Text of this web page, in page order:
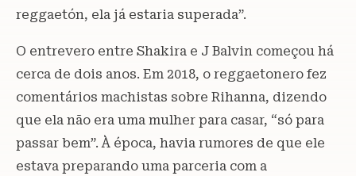
reggaetón, ela já estaria superada”.
O entrevero entre Shakira e J Balvin começou há
cerca de dois anos. Em 2018, o reggaetonero fez
comentários machistas sobre Rihanna, dizendo
que ela não era uma mulher para casar, “só para
passar bem”. À época, havia rumores de que ele
estava preparando uma parceria com a